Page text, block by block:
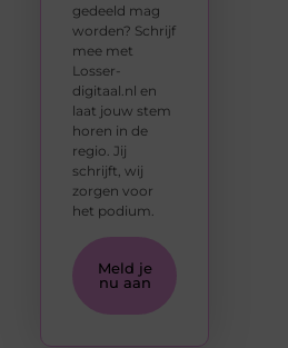
gedeeld mag
worden? Schrijf
mee met
Losser-
digitaal.nl en
laat jouw stem
horen in de
regio. Jij
schrijft, wij
zorgen voor
het podium.
Meld je
nu aan